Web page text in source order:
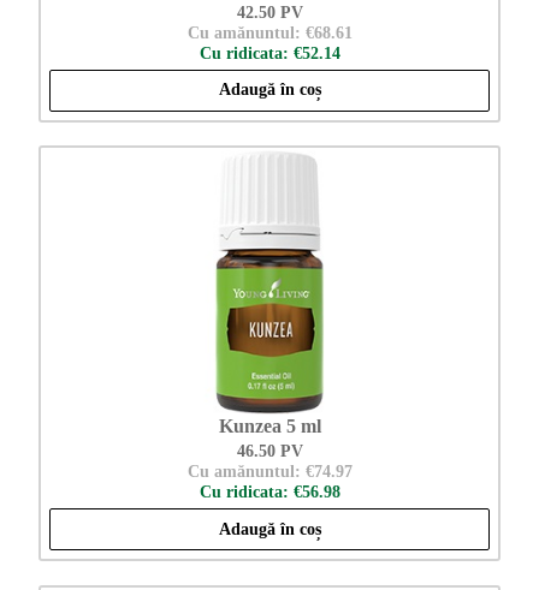
42.50 PV
Cu amănuntul: €68.61
Cu ridicata: €52.14
Adaugă în coș
Kunzea 5 ml
46.50 PV
Cu amănuntul: €74.97
Cu ridicata: €56.98
Adaugă în coș